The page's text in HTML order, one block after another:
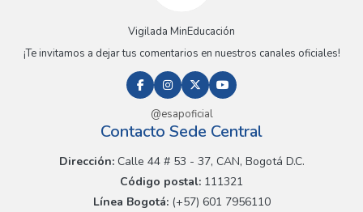
Vigilada MinEducación
¡Te invitamos a dejar tus comentarios en nuestros canales oficiales!
@esapoficial
Contacto Sede Central
Dirección:Calle 44 # 53 - 37, CAN, Bogotá D.C.
Código postal: 111321
Línea Bogotá:(+57) 601 7956110